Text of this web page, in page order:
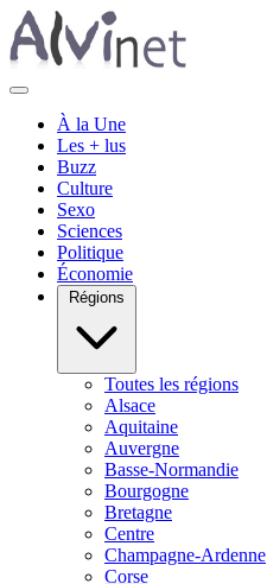
À la Une
Les + lus
Buzz
Culture
Sexo
Sciences
Politique
Économie
Régions
Toutes les régions
Alsace
Aquitaine
Auvergne
Basse-Normandie
Bourgogne
Bretagne
Centre
Champagne-Ardenne
Corse